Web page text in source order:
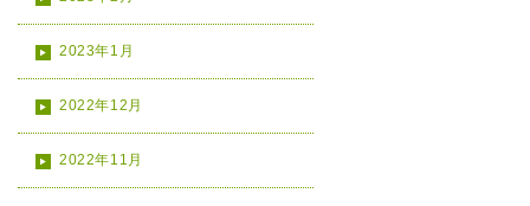
2023年1月
2022年12月
2022年11月